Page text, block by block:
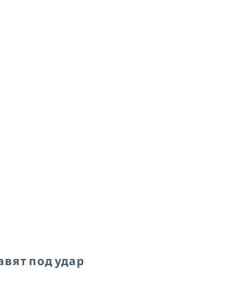
под удар